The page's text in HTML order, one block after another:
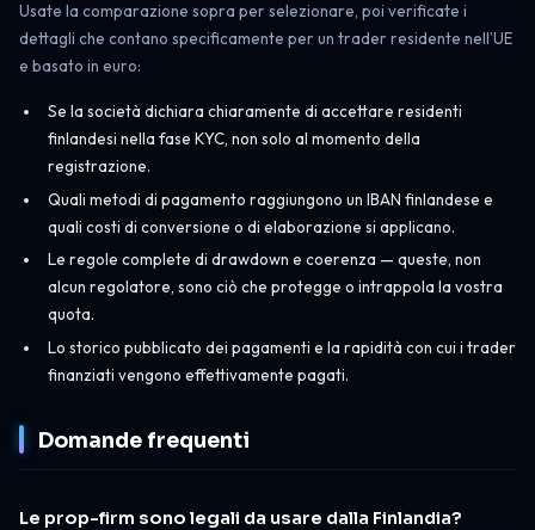
Usate la comparazione sopra per selezionare, poi verificate i
dettagli che contano specificamente per un trader residente nell’UE
e basato in euro:
Se la società dichiara chiaramente di accettare residenti
finlandesi nella fase KYC, non solo al momento della
registrazione.
Quali metodi di pagamento raggiungono un IBAN finlandese e
quali costi di conversione o di elaborazione si applicano.
Le regole complete di drawdown e coerenza — queste, non
alcun regolatore, sono ciò che protegge o intrappola la vostra
quota.
Lo storico pubblicato dei pagamenti e la rapidità con cui i trader
finanziati vengono effettivamente pagati.
Domande frequenti
Le prop-firm sono legali da usare dalla Finlandia?